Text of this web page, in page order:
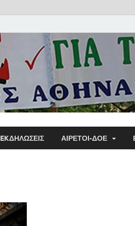
EKΔΗΛΩΣΕΙΣ ΑΙΡΕΤΟΙ-ΔΟΕ